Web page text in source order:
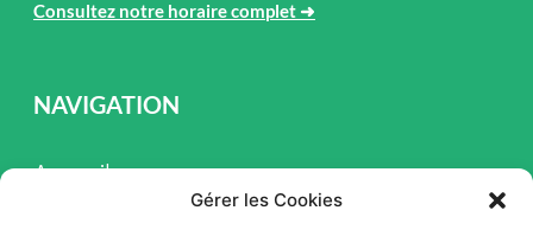
Gérer les Cookies
Consultez notre horaire complet ➜
NAVIGATION
Accueil